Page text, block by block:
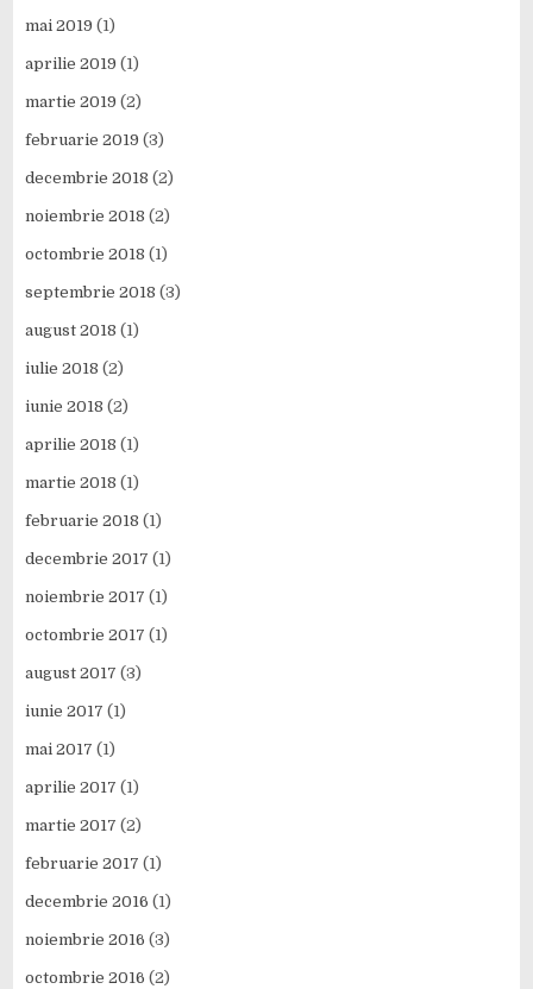
mai 2019 (1)
aprilie 2019 (1)
martie 2019 (2)
februarie 2019 (3)
decembrie 2018 (2)
noiembrie 2018 (2)
octombrie 2018 (1)
septembrie 2018 (3)
august 2018 (1)
iulie 2018 (2)
iunie 2018 (2)
aprilie 2018 (1)
martie 2018 (1)
februarie 2018 (1)
decembrie 2017 (1)
noiembrie 2017 (1)
octombrie 2017 (1)
august 2017 (3)
iunie 2017 (1)
mai 2017 (1)
aprilie 2017 (1)
martie 2017 (2)
februarie 2017 (1)
decembrie 2016 (1)
noiembrie 2016 (3)
octombrie 2016 (2)